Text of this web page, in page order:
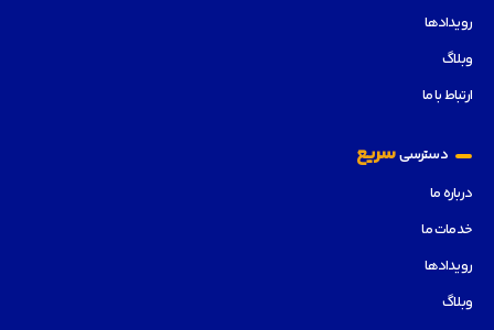
رویدادها
وبلاگ
ارتباط با ما
دسترسیسریع
درباره ما
خدمات ما
رویدادها
وبلاگ